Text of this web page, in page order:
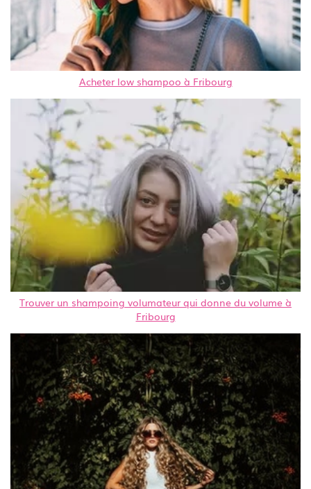
Acheter low shampoo à Fribourg
Trouver un shampoing volumateur qui donne du volume à
Fribourg